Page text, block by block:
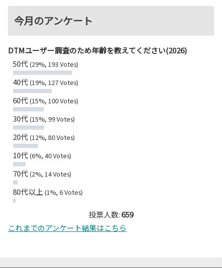
今月のアンケート
DTMユーザー調査のため年齢を教えてください(2026)
50代(29%, 193 Votes)
40代(19%, 127 Votes)
60代(15%, 100 Votes)
30代(15%, 99 Votes)
20代(12%, 80 Votes)
10代(6%, 40 Votes)
70代(2%, 14 Votes)
80代以上 (1%, 6 Votes)
投票人数:659
これまでのアンケート結果はこちら